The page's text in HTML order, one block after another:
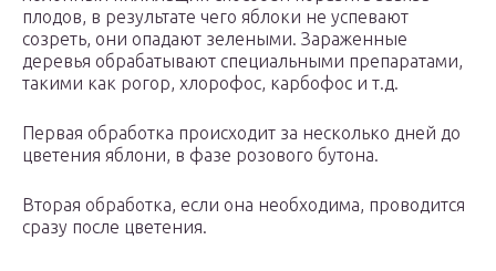
плодов, в результате чего яблоки не успевают
созреть, они опадают зелеными. Зараженные
деревья обрабатывают специальными препаратами,
такими как рогор, хлорофос, карбофос и т.д.
Первая обработка происходит за несколько дней до
цветения яблони, в фазе розового бутона.
Вторая обработка, если она необходима, проводится
сразу после цветения.